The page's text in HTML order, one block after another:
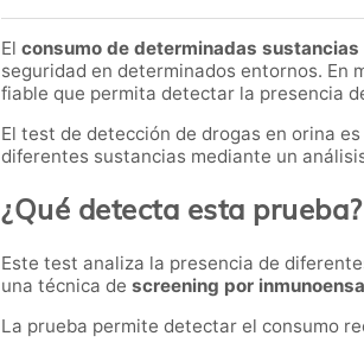
El consumo de determinadas sustancias
seguridad en determinados entornos. En
fiable que permita detectar la presencia
El test de detección de drogas en orina es
diferentes sustancias mediante un
¿Qué detecta esta prueba?
Este test analiza la presencia de
una técnica de screening por
La prueba permite detectar el consumo